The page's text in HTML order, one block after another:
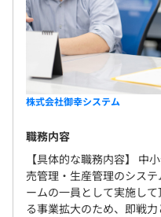
開発形態としては、請負
基づき対応させていただ
ード運用
株式会社御幸システム
職務内容
【具体的な職務内容】 中
売管理・生産管理のシス
ームの一員として実施し
る事業拡大のため、即戦力